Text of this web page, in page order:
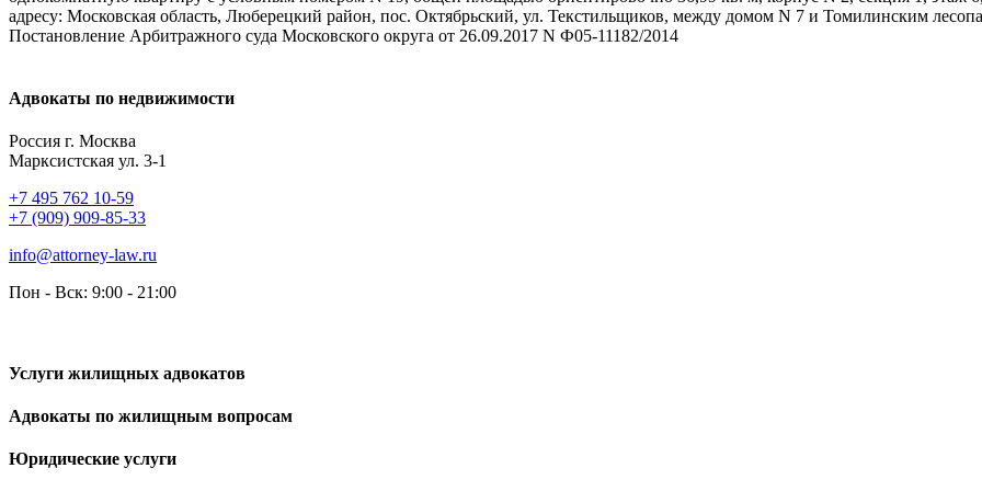
адресу: Московская область, Люберецкий район, пос. Октябрьский, ул. Текстильщиков, между домом N 7 и Томилинским
Постановление Арбитражного суда Московского округа от 26.09.2017 N Ф05-11182/2014
Адвокаты по недвижимости
Россия г. Москва
Марксистская ул. 3-1
+7 495 762 10-59
+7 (909) 909-85-33
info@attorney-law.ru
Пон - Вск: 9:00 - 21:00
Услуги жилищных адвокатов
Адвокаты по жилищным вопросам
Юридические услуги